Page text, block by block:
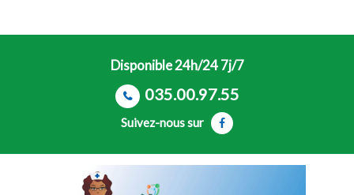
Disponible 24h/24 7j/7
035.00.97.55
Suivez-nous sur